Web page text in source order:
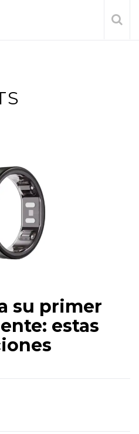
su primer
estas